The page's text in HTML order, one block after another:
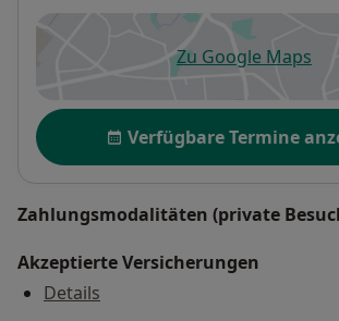
Zu Google Maps
öffnet in
Verfügbarkeit
Verfügbare Termine
Zahlungsmodalitäten (private
Akzeptierte Versicherungen
Details